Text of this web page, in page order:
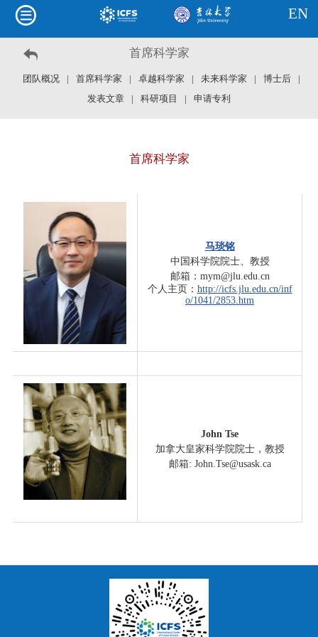
EN
首席科学家
团队概况 首席科学家 卓越科学家 未来科学家 博士后
发表文章
科研项目 申请专利
首席科学家
马琰铭
中国科学院院士、教授
邮箱：mym@jlu.edu.cn
个人主页： http://icfs.jlu.edu.cn/inf
o/1041/2853.htm
John Tse
加拿大皇家科学院院士，教授
邮箱: John.Tse@usask.ca